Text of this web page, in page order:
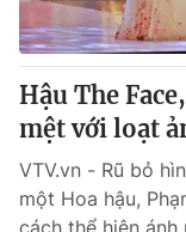
Hậu The
mệt với loạt
VTV.vn - Rũ bỏ
một Hoa hậu,
cách thể hiện ánh